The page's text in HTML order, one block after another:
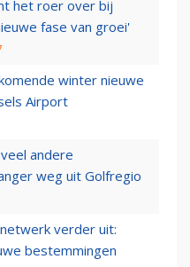
het roer over bij
fase van groei'
winter nieuwe
Airport
andere
weg uit Golfregio
verder uit:
bestemmingen